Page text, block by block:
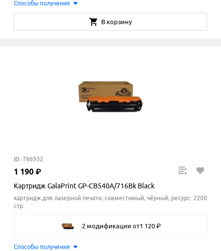
Способы получения
В корзину
ID: 786932
1 190 ₽
Картридж GalaPrint GP-CB540A/716Bk Black
картридж для лазерной печати, совместимый, чёрный, ресурс: 2200
стр.
2 модификации от1 120 ₽
Способы получения